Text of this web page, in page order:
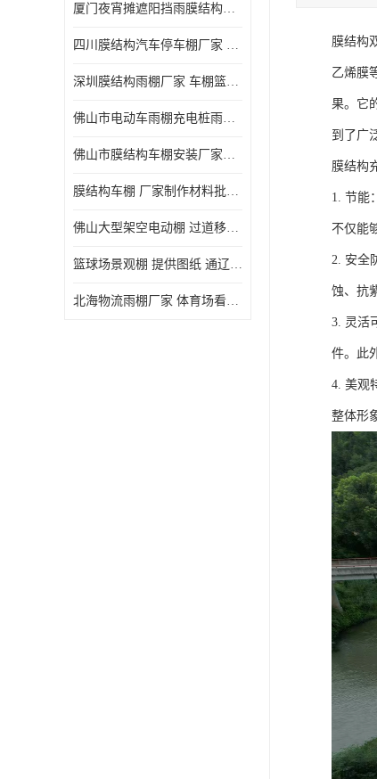
厦门夜宵摊遮阳挡雨膜结构雨棚设计 上门测量 款式多
四川膜结构汽车停车棚厂家 款式多 提供报价
深圳膜结构雨棚厂家 车棚篮球场体育看台 规格多样
佛山市电动车雨棚充电桩雨棚小区电动车棚
佛山市膜结构车棚安装厂家发货安装
膜结构车棚 厂家制作材料批发安装一体式工厂
佛山大型架空电动棚 过道移动雨蓬 屋轨道悬空棚免费测量
篮球场景观棚 提供图纸 通辽膜结构厂家
北海物流雨棚厂家 体育场看台雨棚 价格优惠
膜结构
乙烯膜
果。它
到了广
膜结构
1. 节能
不仅能
2. 安全
蚀、抗
3. 灵活
件。此
4. 美观
整体形